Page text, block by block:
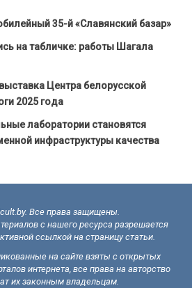
35-й «Славянский базар»
на табличке: работы Шагала
Центра белорусской
2025 года
лаборатории становятся
инфраструктуры качества
Все права защищены.
с нашего ресурса разрешается
ссылкой на страницу статьи.
на сайте взяты с открытых
интернета, все права на авторство
их законным владельцам.